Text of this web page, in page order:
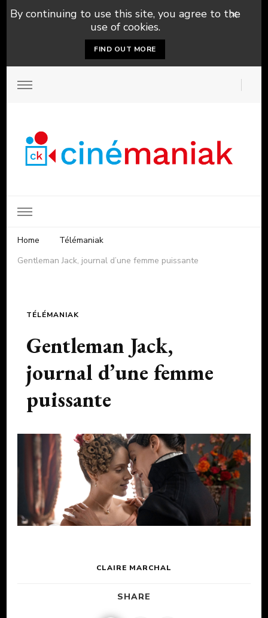
By continuing to use this site, you agree to the
use of cookies.
FIND OUT MORE
Home
Télémaniak
Gentleman Jack, journal d’une femme puissante
TÉLÉMANIAK
Gentleman Jack,
journal d’une femme
puissante
CLAIRE MARCHAL
SHARE